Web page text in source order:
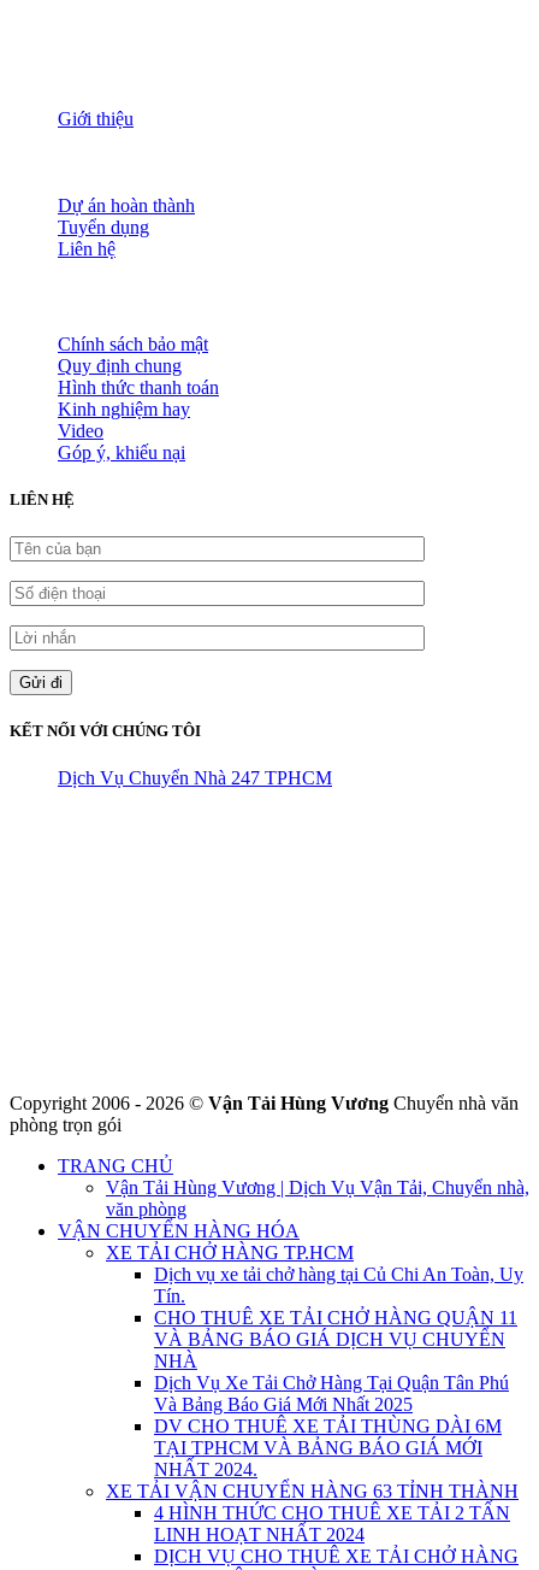
Giới thiệu
Dự án hoàn thành
Tuyển dụng
Liên hệ
Chính sách bảo mật
Quy định chung
Hình thức thanh toán
Kinh nghiệm hay
Video
Góp ý, khiếu nại
LIÊN HỆ
KẾT NỐI VỚI CHÚNG TÔI
Dịch Vụ Chuyển Nhà 247 TPHCM
Copyright 2006 - 2026 © Vận Tải Hùng Vương Chuyển nhà văn
phòng trọn gói
TRANG CHỦ
Vận Tải Hùng Vương | Dịch Vụ Vận Tải, Chuyển nhà,
văn phòng
VẬN CHUYỂN HÀNG HÓA
XE TẢI CHỞ HÀNG TP.HCM
Dịch vụ xe tải chở hàng tại Củ Chi An Toàn, Uy
Tín.
CHO THUÊ XE TẢI CHỞ HÀNG QUẬN 11
VÀ BẢNG BÁO GIÁ DỊCH VỤ CHUYỂN
NHÀ
Dịch Vụ Xe Tải Chở Hàng Tại Quận Tân Phú
Và Bảng Báo Giá Mới Nhất 2025
DV CHO THUÊ XE TẢI THÙNG DÀI 6M
TẠI TPHCM VÀ BẢNG BÁO GIÁ MỚI
NHẤT 2024.
XE TẢI VẬN CHUYỂN HÀNG 63 TỈNH THÀNH
4 HÌNH THỨC CHO THUÊ XE TẢI 2 TẤN
LINH HOẠT NHẤT 2024
DỊCH VỤ CHO THUÊ XE TẢI CHỞ HÀNG